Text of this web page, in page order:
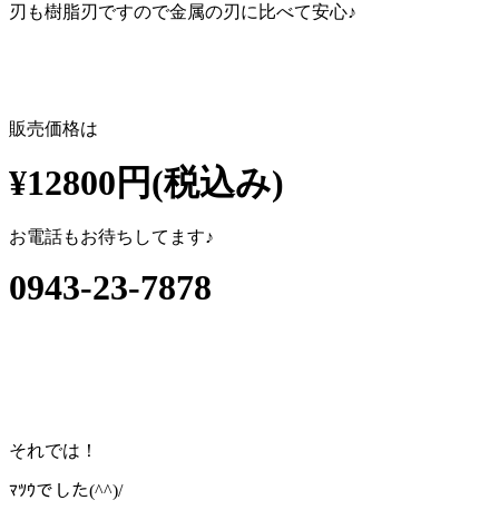
刃も樹脂刃ですので金属の刃に比べて安心♪
販売価格は
¥12800円(税込み)
お電話もお待ちしてます♪
0943-23-7878
それでは！
ﾏﾂｳでした(^^)/